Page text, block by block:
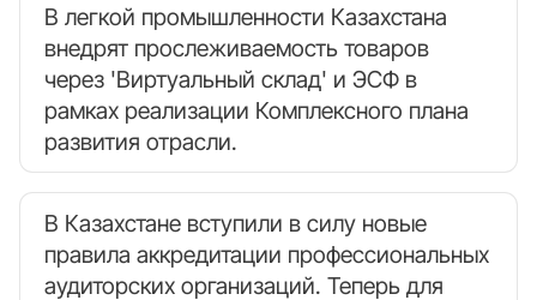
В легкой промышленности Казахстана
внедрят прослеживаемость товаров
через 'Виртуальный склад' и ЭСФ в
рамках реализации Комплексного плана
развития отрасли.
В Казахстане вступили в силу новые
правила аккредитации профессиональных
аудиторских организаций. Теперь для